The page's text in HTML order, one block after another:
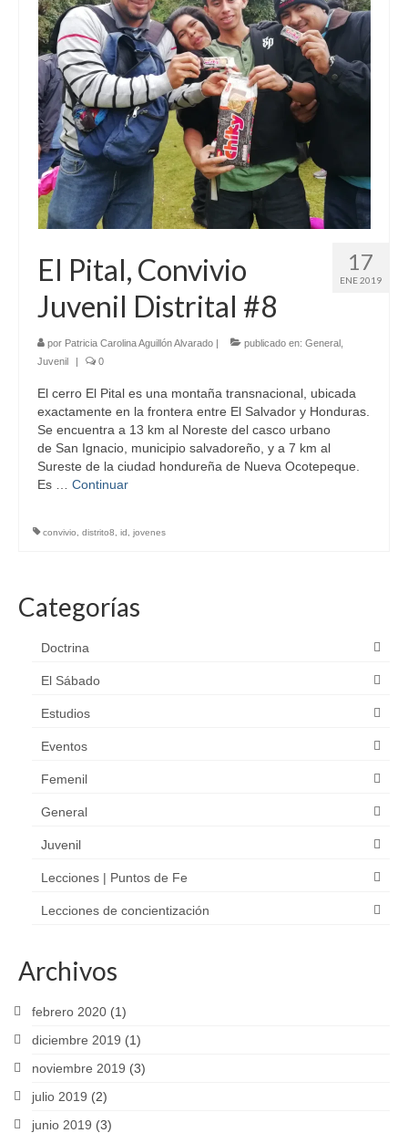
17
ENE 2019
El Pital, Convivio
Juvenil Distrital #8
por Patricia Carolina Aguillón Alvarado | publicado en: General
Juvenil
| 0
El cerro El Pital es una montaña transnacional, ubicada
exactamente en la frontera entre El Salvador y Honduras.
Se encuentra a 13 km al Noreste del casco urbano
de San Ignacio, municipio salvadoreño, y a 7 km al
Sureste de la ciudad hondureña de Nueva Ocotepeque.
Es … Continuar
convivio distrito8 id jovenes
Categorías
Doctrina
El Sábado
Estudios
Eventos
Femenil
General
Juvenil
Lecciones | Puntos de Fe
Lecciones de concientización
Archivos
febrero 2020 (1)
diciembre 2019 (1)
noviembre 2019 (3)
julio 2019 (2)
junio 2019 (3)